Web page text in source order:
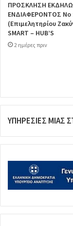
ΠΡΟΣΚΛΗΣΗ
ΕΝΔΙΑΦΕΡΟΝΤΟΣ Νο
(Επιμελητηρίου
SMART – HUB’S
2 ημέρες πριν
ΥΠΗΡΕΣΙΕΣ ΜΙΑΣ